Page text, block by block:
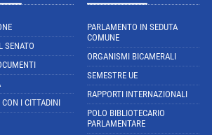
SENATO
CON I CITTADINI
PARLAMENTO IN SEDUTA
COMUNE
ORGANISMI BICAMERALI
SEMESTRE UE
RAPPORTI INTERNAZIONALI
POLO BIBLIOTECARIO
PARLAMENTARE